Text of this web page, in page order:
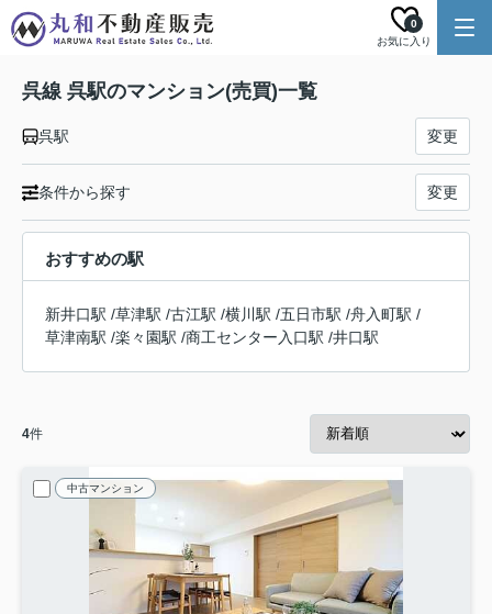
お気に入り
0
呉線 呉駅のマンション(売買)一覧
呉駅 変更
条件から探す 変更
おすすめの駅
新井口駅 /草津駅 /古江駅 /横川駅 /五日市駅 /舟入町駅 /
草津南駅 /楽々園駅 /商工センター入口駅 /井口駅
4件
中古マンション